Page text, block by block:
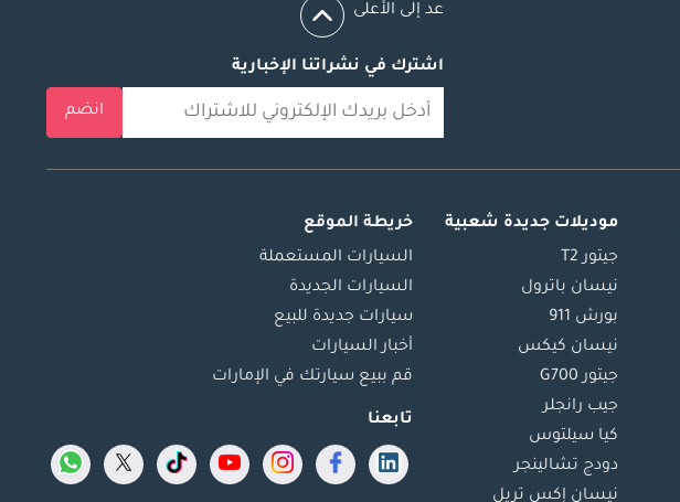
عد إلى الأعلى
اشترك في نشراتنا الإخبارية
انضم
موديلات جديدة شعبية
جيتور T2
نيسان باترول
بورش 911
نيسان كيكس
جيتور G700
جيب رانجلر
كيا سيلتوس
دودج تشالينجر
نيسان إكس تريل
خريطة الموقع
السيارات المستعملة
السيارات الجديدة
سيارات جديدة للبيع
أخبار السيارات
قم ببيع سيارتك في الإمارات
تابعنا